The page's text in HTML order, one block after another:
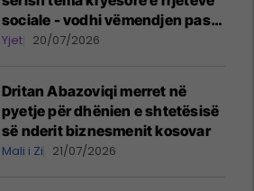
sociale - vodhi vëmendjen pas
finales së Kupës së Botës
Yjet 20/07/2026
Dritan Abazoviqi merret në
pyetje për dhënien e shtetësisë
së nderit biznesmenit kosovar
Mali i Zi 21/07/2026